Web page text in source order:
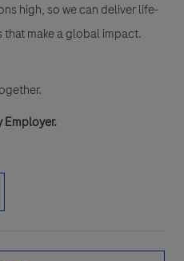
high, so we can deliver life-
make a global impact.
Employer.